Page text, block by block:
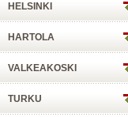
HELSINKI
HARTOLA
VALKEAKOSKI
TURKU